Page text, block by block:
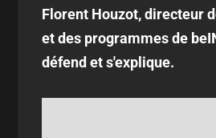
Florent Houzot, directeur
et des programmes de
défend et s'explique.